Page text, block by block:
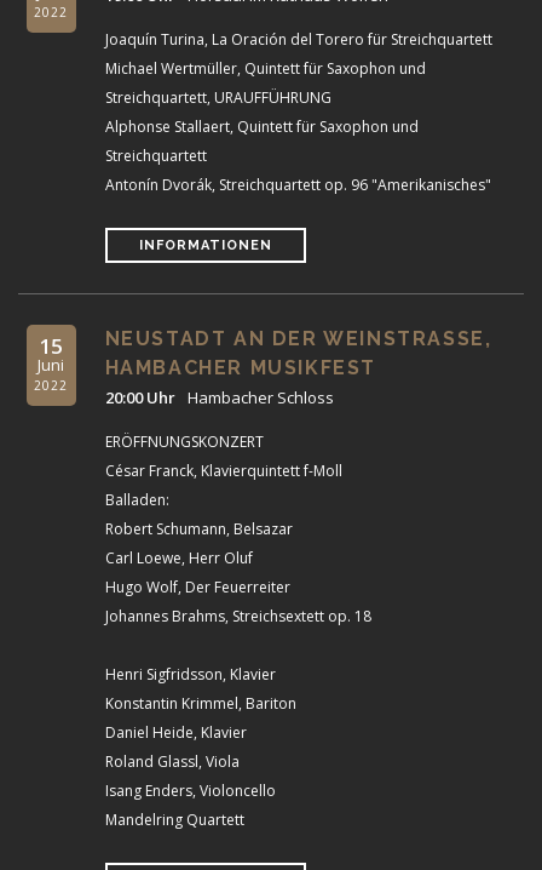
2022
Joaquín Turina, La Oración del Torero für Streichquartett
Michael Wertmüller, Quintett für Saxophon und
Streichquartett, URAUFFÜHRUNG
Alphonse Stallaert, Quintett für Saxophon und
Streichquartett
Antonín Dvorák, Streichquartett op. 96 "Amerikanisches"
INFORMATIONEN
15
Juni
2022
NEUSTADT AN DER WEINSTRASSE, H
AMBACHER MUSIKFEST
20:00 Uhr Hambacher Schloss
ERÖFFNUNGSKONZERT
César Franck, Klavierquintett f-Moll
Balladen:
Robert Schumann, Belsazar
Carl Loewe, Herr Oluf
Hugo Wolf, Der Feuerreiter
Johannes Brahms, Streichsextett op. 18
Henri Sigfridsson, Klavier
Konstantin Krimmel, Bariton
Daniel Heide, Klavier
Roland Glassl, Viola
Isang Enders, Violoncello
Mandelring Quartett